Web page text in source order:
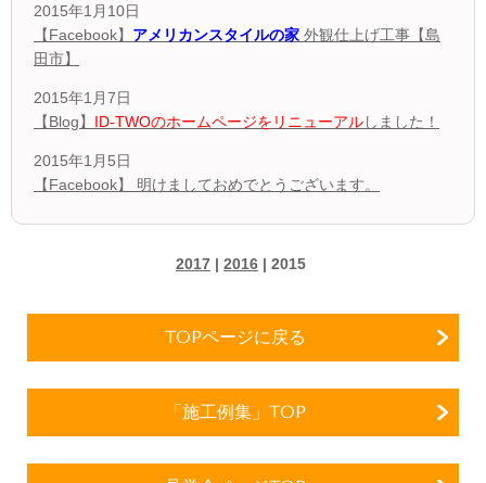
2015年1月10日
【Facebook】 アメリカンスタイルの家 外観仕上げ工事【島
田市】
2015年1月7日
【Blog】 ID-TWOのホームページをリニューアルしました！
2015年1月5日
【Facebook】 明けましておめでとうございます。
2017 | 2016 | 2015
TOPページに戻る
「施工例集」TOP